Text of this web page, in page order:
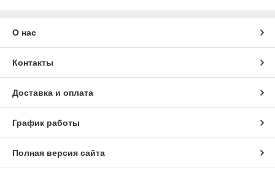
О нас
Контакты
Доставка и оплата
График работы
Полная версия сайта